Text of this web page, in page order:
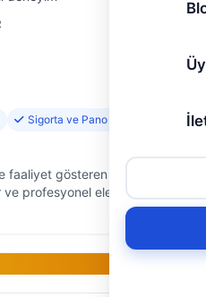
Sigorta ve Pano Tamiri
faaliyet gösteren Onur
ve profesyonel elektrik